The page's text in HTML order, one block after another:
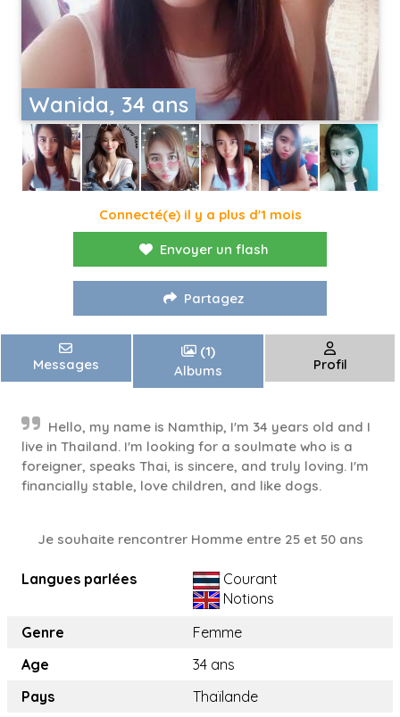
Wanida, 34 ans
Connecté(e) il y a plus d'1 mois
Envoyer un flash
Partagez
Messages
(1)
Albums
Profil
Hello, my name is Namthip, I'm 34 years old and I
live in Thailand. I'm looking for a soulmate who is a
foreigner, speaks Thai, is sincere, and truly loving. I'm
financially stable, love children, and like dogs.
Je souhaite rencontrer Homme entre 25 et 50 ans
Langues parlées
Courant
Notions
Genre
Femme
Age
34 ans
Pays
Thaïlande